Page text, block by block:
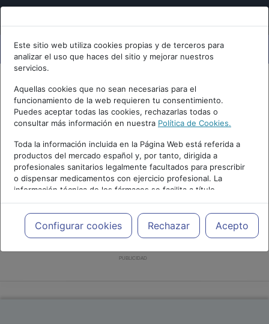
Este sitio web utiliza cookies propias y de terceros para
analizar el uso que haces del sitio y mejorar nuestros
servicios.
Aquellas cookies que no sean necesarias para el
funcionamiento de la web requieren tu consentimiento.
Puedes aceptar todas las cookies, rechazarlas todas o
consultar más información en nuestra Política de Cookies.
Toda la información incluida en la Página Web está referida a
productos del mercado español y, por tanto, dirigida a
profesionales sanitarios legalmente facultados para prescribir
o dispensar medicamentos con ejercicio profesional. La
información técnica de los fármacos se facilita a título
meramente informativo, siendo responsabilidad de los
profesionales facultados prescribir medicamentos y decidir, en
cada caso concreto, el tratamiento más adecuado a las
necesidades del paciente.
Configurar cookies Rechazar Acepto
PUBLICIDAD